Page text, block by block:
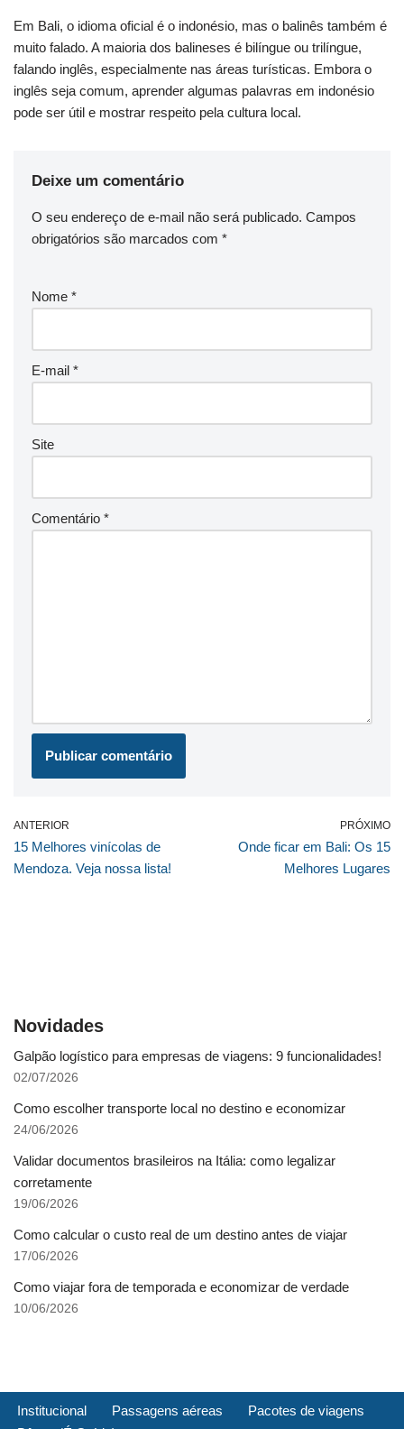
Em Bali, o idioma oficial é o indonésio, mas o balinês também é
muito falado. A maioria dos balineses é bilíngue ou trilíngue,
falando inglês, especialmente nas áreas turísticas. Embora o
inglês seja comum, aprender algumas palavras em indonésio
pode ser útil e mostrar respeito pela cultura local.
Deixe um comentário
O seu endereço de e-mail não será publicado. Campos
obrigatórios são marcados com *
Nome *
E-mail *
Site
Comentário *
ANTERIOR
15 Melhores vinícolas de
Mendoza. Veja nossa lista!
PRÓXIMO
Onde ficar em Bali: Os 15
Melhores Lugares
Novidades
Galpão logístico para empresas de viagens: 9 funcionalidades!
02/07/2026
Como escolher transporte local no destino e economizar
24/06/2026
Validar documentos brasileiros na Itália: como legalizar
corretamente
19/06/2026
Como calcular o custo real de um destino antes de viajar
17/06/2026
Como viajar fora de temporada e economizar de verdade
10/06/2026
Institucional Passagens aéreas
Pacotes de viagens